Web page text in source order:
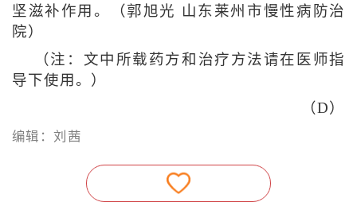
坚滋补作用。（郭旭光 山东莱州市慢性病防治
院）
（注：文中所载药方和治疗方法请在医师指
导下使用。）
（D）
编辑：刘茜